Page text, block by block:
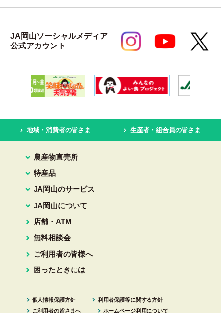
JA岡山ソーシャルメディア
公式アカウント
地域・消費者の皆さま 生産者・組合員の皆さま
農産物直売所
特産品
JA岡山のサービス
JA岡山について
店舗・ATM
無料相談会
ご利用者の皆様へ
困ったときには
個人情報保護方針
利用者保護等に関する方針
ご利用者の皆さまへ
ホームページ利用について